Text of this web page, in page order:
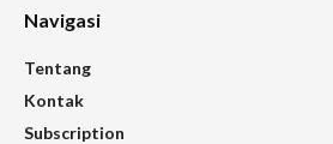
Navigasi
Tentang
Kontak
Subscription